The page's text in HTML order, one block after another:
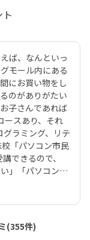
ば、なんといっ
モール内にある
にお買い物をし
のがありがたい
子さんであれば
ースあり、それ
ラミング、リテ
「パソコン市民
できるので、
」「パソコンで
にもピッタリで
スが見つかりや
スクールは、過
教育の普及推
業を実施した実
(355件)